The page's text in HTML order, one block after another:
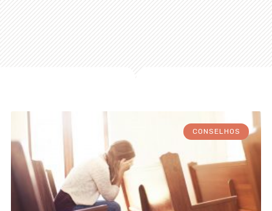
CONSELHOS